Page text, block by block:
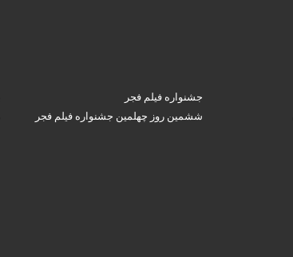
جشنواره فیلم فجر
ششمین روز چهلمین جشنواره فیلم فجر